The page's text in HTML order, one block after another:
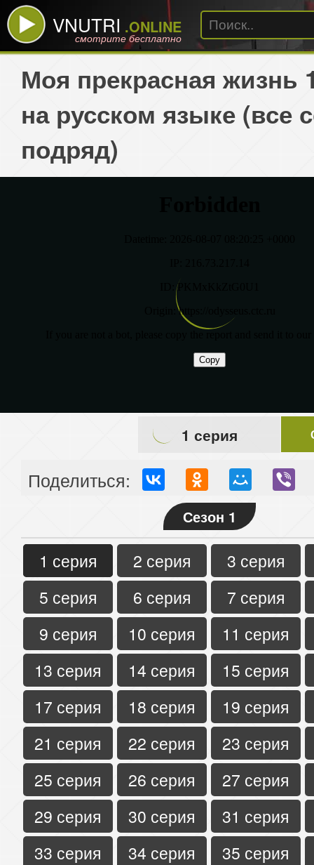
VNUTRI .ONLINE
смотрите бесплатно
Моя прекрасная жизнь
на русском языке (все
подряд)
1 серия
Поделиться:
Сезон 1
1 серия 2 серия
3 серия
5 серия
6 серия
7 серия
9 серия
10 серия
11 серия
13 серия
14 серия
15 серия
17 серия
18 серия
19 серия
21 серия
22 серия
23 серия
25 серия
26 серия
27 серия
29 серия
30 серия
31 серия
33 серия
34 серия
35 серия